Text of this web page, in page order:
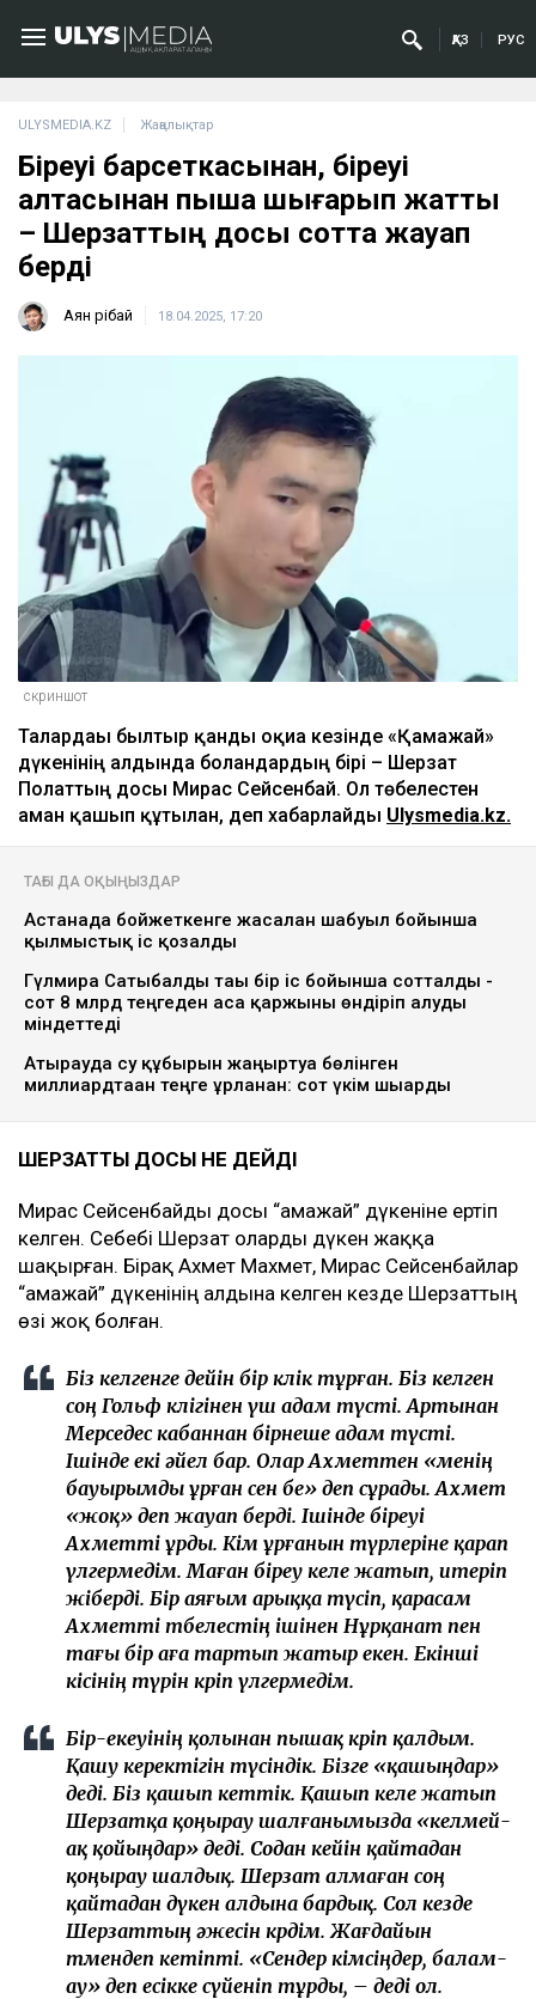
ҚАЗ РУС
ULYSMEDIA.KZ Жаңалықтар
Біреуі барсеткасынан, біреуі
қалтасынан пышақ шығарып жатты
– Шерзаттың досы сотта жауап
берді
Аян Өрібай 18.04.2025, 17:20
скриншот
Талғардағы былтыр қанды оқиға кезінде «Қамажай»
дүкенінің алдында болғандардың бірі – Шерзат
Полаттың досы Мирас Сейсенбай. Ол төбелестен
аман қашып құтылған, деп хабарлайды Ulysmedia.kz.
ТАҒЫ ДА ОҚЫҢЫЗДАР
Астанада бойжеткенге жасалған шабуыл бойынша
қылмыстық іс қозғалды
Гүлмира Сатыбалды тағы бір іс бойынша сотталды -
сот 8 млрд теңгеден аса қаржыны өндіріп алуды
міндеттеді
Атырауда су құбырын жаңғыртуға бөлінген
миллиардтаған теңге ұрланған: сот үкім шығарды
ШЕРЗАТТЫҢ ДОСЫ НЕ ДЕЙДІ
Мирас Сейсенбайды досы “Қамажай” дүкеніне ертіп
келген. Себебі Шерзат оларды дүкен жаққа
шақырған. Бірақ Ахмет Махмет, Мирас Сейсенбайлар
“Қамажай” дүкенінің алдына келген кезде Шерзаттың
өзі жоқ болған.
Біз келгенге дейін бір көлік тұрған. Біз келген
соң Гольф көлігінен үш адам түсті. Артынан
Мерседес кабаннан бірнеше адам түсті.
Ішінде екі әйел бар. Олар Ахметтен «менің
бауырымды ұрған сен бе» деп сұрады. Ахмет
«жоқ» деп жауап берді. Ішінде біреуі
Ахметті ұрды. Кім ұрғанын түрлеріне қарап
үлгермедім. Маған біреу келе жатып, итеріп
жіберді. Бір аяғым арыққа түсіп, қарасам
Ахметті төбелестің ішінен Нұрқанат пен
тағы бір аға тартып жатыр екен. Екінші
кісінің түрін көріп үлгермедім.
Бір-екеуінің қолынан пышақ көріп қалдым.
Қашу керектігін түсіндік. Бізге «қашыңдар»
деді. Біз қашып кеттік. Қашып келе жатып
Шерзатқа қоңырау шалғанымызда «келмей-
ақ қойыңдар» деді. Содан кейін қайтадан
қоңырау шалдық. Шерзат алмаған соң
қайтадан дүкен алдына бардық. Сол кезде
Шерзаттың әжесін көрдім. Жағдайын
төмендеп кетіпті. «Сендер кімсіңдер, балам-
ау» деп есікке сүйеніп тұрды, – деді ол.